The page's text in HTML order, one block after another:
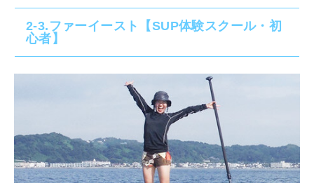
2-3.ファーイースト【SUP体験スクール・初
心者】